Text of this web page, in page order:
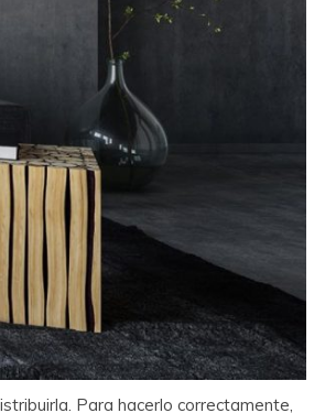
Para hacerlo correctamente,